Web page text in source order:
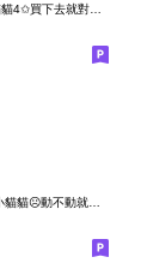
EMO小貓貓☹動不動就想約戰